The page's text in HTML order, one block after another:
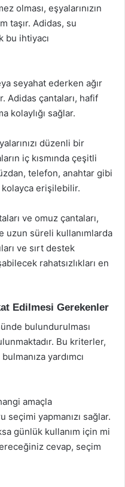
olması, eşyalarınızın
taşır. Adidas, su
bu ihtiyacı
seyahat ederken ağır
Adidas çantaları, hafif
kolaylığı sağlar.
düzenli bir
iç kısmında çeşitli
telefon, anahtar gibi
kolayca erişilebilir.
ve omuz çantaları,
uzun süreli kullanımlarda
ve sırt destek
rahatsızlıkları en
Edilmesi Gerekenler
bulundurulması
Bu kriterler,
yardımcı
amaçla
seçimi yapmanızı sağlar.
günlük kullanım için mi
cevap, seçim